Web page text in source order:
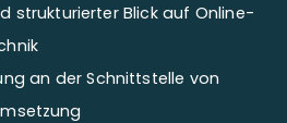
strukturierter Blick auf Online-
an der Schnittstelle von